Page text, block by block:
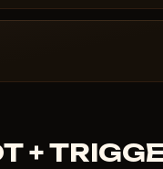
системы. Доступ
- обычно в течение
+